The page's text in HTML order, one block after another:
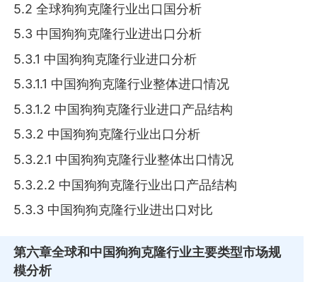
5.2 全球狗狗克隆行业出口国分析
5.3 中国狗狗克隆行业进出口分析
5.3.1 中国狗狗克隆行业进口分析
5.3.1.1 中国狗狗克隆行业整体进口情况
5.3.1.2 中国狗狗克隆行业进口产品结构
5.3.2 中国狗狗克隆行业出口分析
5.3.2.1 中国狗狗克隆行业整体出口情况
5.3.2.2 中国狗狗克隆行业出口产品结构
5.3.3 中国狗狗克隆行业进出口对比
第六章全球和中国狗狗克隆行业主要类型市场规
模分析